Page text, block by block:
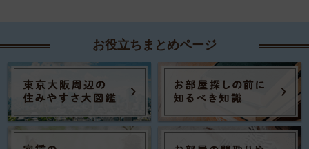
お役立ちまとめページ